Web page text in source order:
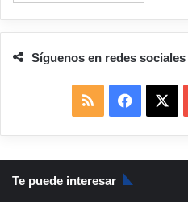
Síguenos en redes sociales
S
S
a
c
Te puede interesar